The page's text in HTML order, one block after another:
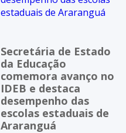
Secretária de Estado
da Educação
comemora avanço no
IDEB e destaca
desempenho das
escolas estaduais de
Araranguá